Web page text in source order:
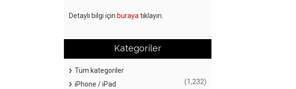
Detaylı bilgi için buraya tıklayın.
Kategoriler
Tüm kategoriler
iPhone / iPad
(1,232)